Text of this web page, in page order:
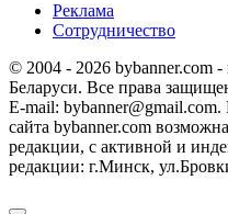
Реклама
Сотрудничество
© 2004 - 2026 bybanner.com
Беларуси. Все права
E-mail: bybanner@gmail.com.
сайта bybanner.com
редакции, с активной и
редакции: г.Минск,